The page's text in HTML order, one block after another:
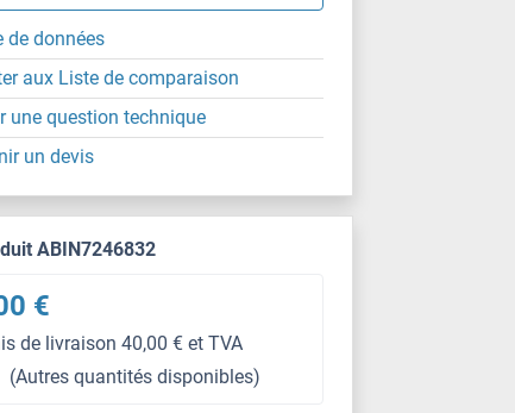
de données
aux Liste de comparaison
une question technique
un devis
ABIN7246832
€
de livraison 40,00 € et TVA
(Autres quantités disponibles)